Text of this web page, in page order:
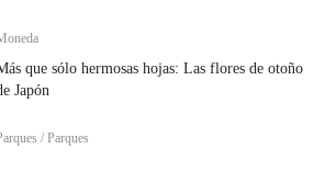
que sólo hermosas hojas: Las flores de otoño
Japón
/ Parques